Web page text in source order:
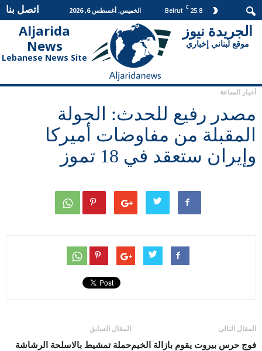
25.8
C
Beirut الخميس, أغسطس 6, 2026 اتصل بنا
Aljarida
News
Lebanese News Site
الجريدة
نيوز
الجريدة نيوز
موقع لبناني إخباري
أخبار الساعة
مصدر رفيع للحدث: الجولة
المقبلة من مفاوضات أميركا
وإيران ستعقد في 18 تموز
المقال السابق
حملة تمشيط بالاسلحة الرشاشة
المقال التالى
فوج حرس بيروت يقوم بازالة الخيم